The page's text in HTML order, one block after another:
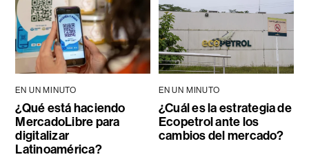
EN UN MINUTO
¿Qué está haciendo
MercadoLibre para
digitalizar
Latinoamérica?
EN UN MINUTO
¿Cuál es la estrategia de
Ecopetrol ante los
cambios del mercado?